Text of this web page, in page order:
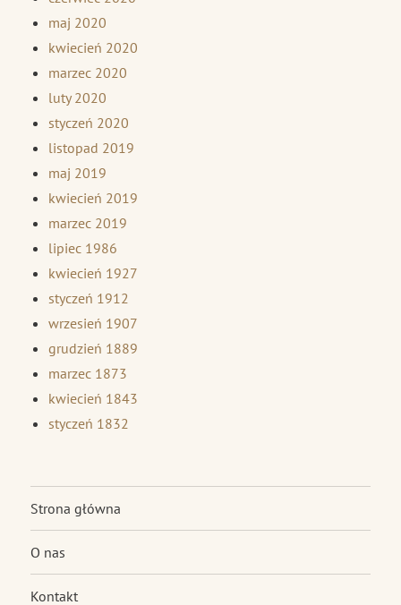
maj 2020
kwiecień 2020
marzec 2020
luty 2020
styczeń 2020
listopad 2019
maj 2019
kwiecień 2019
marzec 2019
lipiec 1986
kwiecień 1927
styczeń 1912
wrzesień 1907
grudzień 1889
marzec 1873
kwiecień 1843
styczeń 1832
Strona główna
O nas
Kontakt